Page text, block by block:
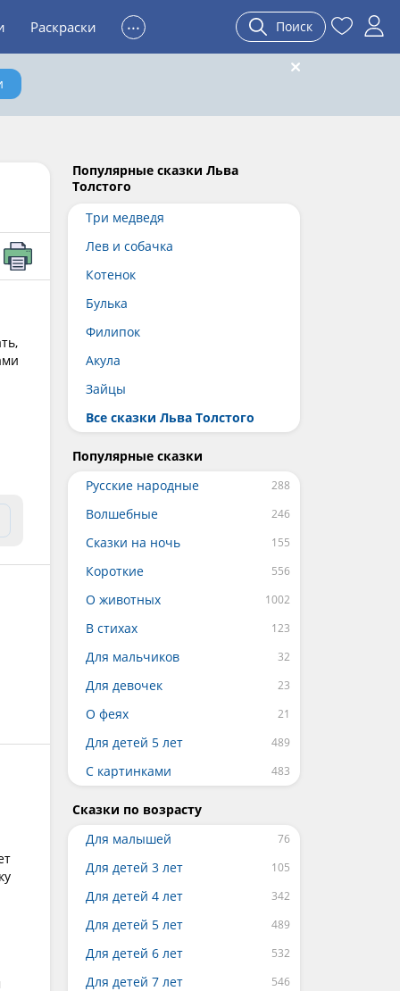
Раскраски ... Поиск
Популярные сказки Льва
Толстого
Три медведя
Лев и собачка
Котенок
Булька
Филипок
Акула
Зайцы
Все сказки Льва Толстого
Популярные сказки
Русские народные
Волшебные
Сказки на ночь
Короткие
О животных
В стихах
Для мальчиков
Для девочек
О феях
Для детей 5 лет
С картинками
Сказки по возрасту
Для малышей
Для детей 3 лет
Для детей 4 лет
Для детей 5 лет
Для детей 6 лет
Для детей 7 лет